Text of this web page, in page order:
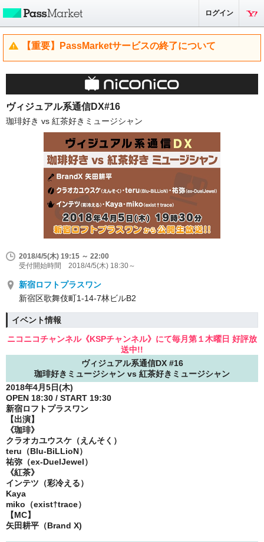
ログイン
【重要】PassMarketサービスの終了について
ヴィジュアル系通信DX#16
珈琲好き vs 紅茶好きミュージシャン
2018/4/5(木) 19:15 ～ 22:00
受付開始時間 2018/4/5(木) 18:30～
新宿ロフトプラスワン
新宿区歌舞伎町1-14-7林ビルB2
イベント情報
ニコニコチャンネル《KSPチャンネル》にて毎月第１木曜日 好評放
送中!!
ヴィジュアル系通信DX #16
珈琲好きミュージシャン vs 紅茶好きミュージシャン
2018年4月5日(木)
OPEN 18:30 / START 19:30
新宿ロフトプラスワン
【出演】
《珈琲》
クラオカユウスケ（えんそく）
teru（Blu-BiLLioN）
祐弥（ex-DuelJewel）
《紅茶》
インテツ（彩冷える）
Kaya
miko（exist†trace）
【MC】
矢田耕平（Brand X)